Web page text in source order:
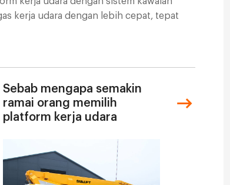
kerja udara dengan lebih cepat, tepat
Sebab mengapa semakin
ramai orang memilih
platform kerja udara